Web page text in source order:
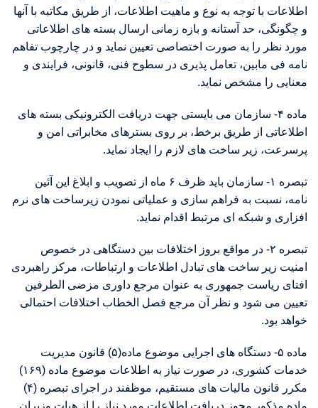
اطلاعات با توجه به نوع و ماهیت اطلاعات، از طریق مکاتبه با آنها
و چگونگی، حد آستانه و بازه زمانی ارسال بسته های اطلاعاتی
مورد نظر را به صورت اختصاصی تعیین نماید و در چارچوب تفاهم
نامه فی مابین، تعامل پذیری در سطوح فنی، قانونی، فرایندی و
معنایی را مشخص نماید.
ماده ۴- سازمان می بایستی جهت دریافت الکترونیکی بسته های
اطلاعاتی از طریق برخط، بر روی بسترهای مخابراتی امن و
پرسرعت، زیر ساخت های لازم را ایجاد نماید.
تبصره ۱- سازمان باید ظرف ۶ ماه از تصویب و ابلاغ این آئین
نامه، نسبت به فراهم سازی و عملیاتی نمودن زیرساخت های نرم
افزاری و شبکه ای مرتبط اقدام نماید.
تبصره ۲- در مواقع بروز اختلافات بین دستگاهی در خصوص
امنیت زیر ساخت های تبادل اطلاعات و ارتباطات، مرکز راهبردی
افتای ریاست جمهوری به عنوان مرجع داوری مزضی الطرفین
تعیین می شود و نظر آن مرجع فصل الخطاب اختلافات احتمالی
خواهد بود.
ماده ۵- دستگاه های اجرایی موضوع ماده(۵) قانون مدیریت
خدمات کشوری، در صورت نیاز به اطلاعات موضوع ماده (۱۶۹)
مکرر قانون مالیات های مستقیم، موظفند در اجرای تبصره (۴)
ماده مذکور مجوز دریافت اطلاعات مورد نیاز را از هیات وزیران